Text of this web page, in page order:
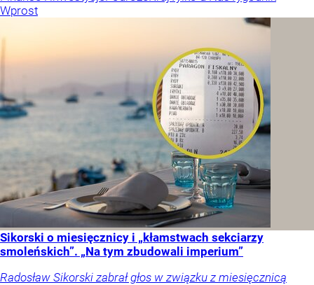
Wprost
Sikorski o miesięcznicy i „kłamstwach sekciarzy
smoleńskich”. „Na tym zbudowali imperium”
Radosław Sikorski zabrał głos w związku z miesięcznicą